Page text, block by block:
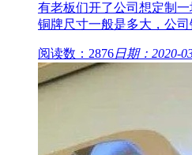
有老板们开了公司想定制
铜牌尺寸一般是多大，公司
阅读数：2876日期：2020-